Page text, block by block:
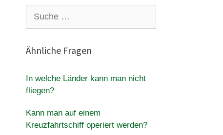
nach:
Ähnliche Fragen
In welche Länder kann man nicht
fliegen?
Kann man auf einem
Kreuzfahrtschiff operiert werden?